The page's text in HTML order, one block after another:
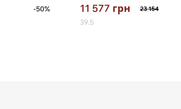
-50%
11 577 грн 23 154
39.5